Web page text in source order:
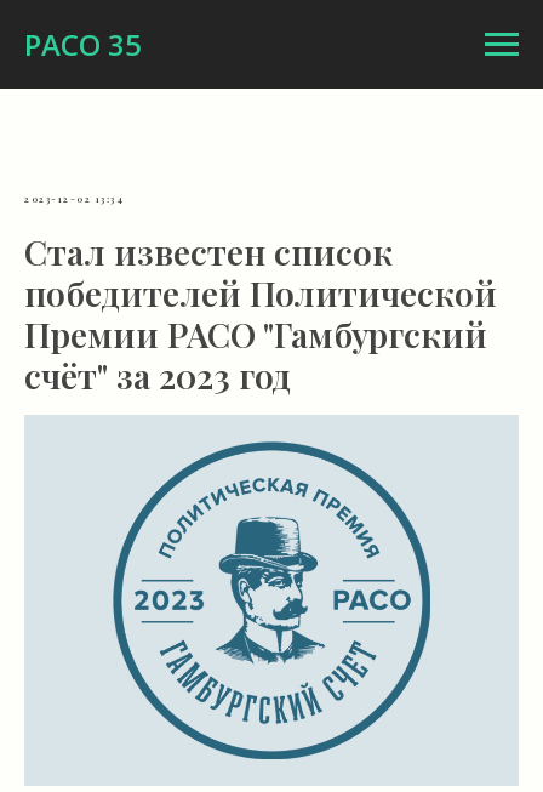
РАСО 35
2023-12-02 13:34
Стал известен список
победителей Политической
Премии РАСО "Гамбургский
счёт" за 2023 год